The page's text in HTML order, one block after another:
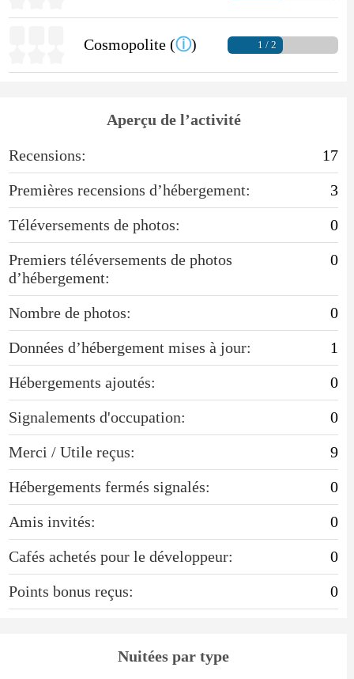
Cosmopolite (ⓘ) 1 / 2
Aperçu de l’activité
Recensions:
17
Premières recensions d’hébergement:
3
Téléversements de photos:
0
Premiers téléversements de photos
d’hébergement:
0
Nombre de photos:
0
Données d’hébergement mises à jour:
1
Hébergements ajoutés:
0
Signalements d'occupation:
0
Merci / Utile reçus:
9
Hébergements fermés signalés:
0
Amis invités:
0
Cafés achetés pour le développeur:
0
Points bonus reçus:
0
Nuitées par type